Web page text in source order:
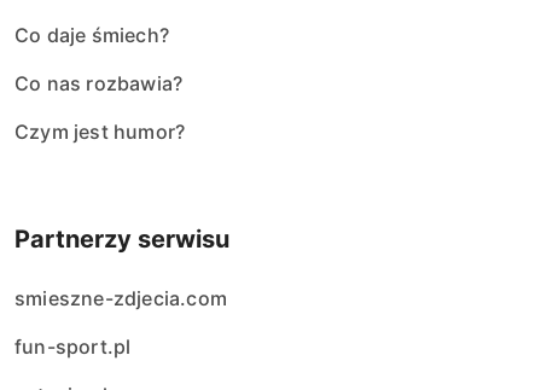
Co daje śmiech?
Co nas rozbawia?
Czym jest humor?
Partnerzy serwisu
smieszne-zdjecia.com
fun-sport.pl